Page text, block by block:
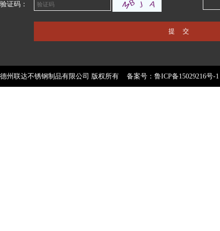
验证码：
德州联达不锈钢制品有限公司 版权所有 备案号： 鲁ICP备15029216号-1